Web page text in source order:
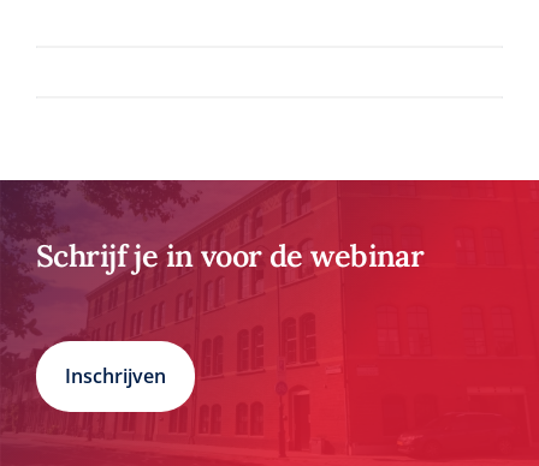
Meer informatie
Meer informatie
Schrijf je in voor de webinar
Inschrijven